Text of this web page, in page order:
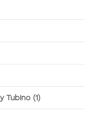
Tubino (1)